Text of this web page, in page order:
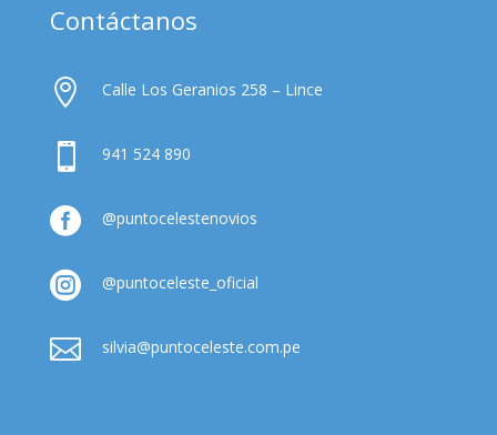
Contáctanos
 Calle Los Geranios 258 – Lince
 941 524 890
 @puntocelestenovios
 @puntoceleste_oficial
 silvia@puntoceleste.com.pe